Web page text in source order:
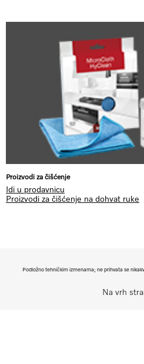
Proizvodi za čišćenje
Idi u prodavnicu
Proizvodi za čišćenje na dohvat ruke
Podložno tehničkim izmenama; ne prihvata se
Na vrh